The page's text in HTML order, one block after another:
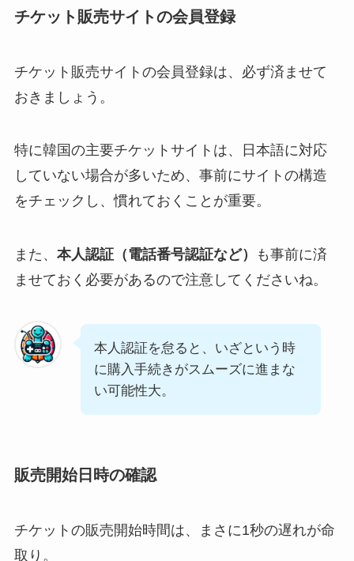
チケット販売サイトの会員登録
チケット販売サイトの会員登録は、必ず済ませて
おきましょう。
特に韓国の主要チケットサイトは、日本語に対応
していない場合が多いため、事前にサイトの構造
をチェックし、慣れておくことが重要。
また、 本人認証（電話番号認証など）
も事前に済
ませておく必要があるので注意してくださいね。
本人認証を怠ると、いざという時
に購入手続きがスムーズに進まな
い可能性大。
販売開始日時の確認
チケットの販売開始時間は、まさに1秒の遅れが命
取り。